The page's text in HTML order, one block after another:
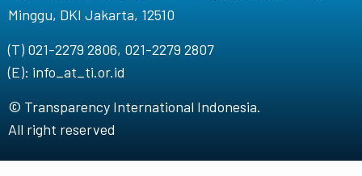
Minggu, DKI Jakarta, 12510
(T) 021-2279 2806, 021-2279 2807
(E): info_at_ti.or.id
© Transparency International Indonesia.
All right reserved